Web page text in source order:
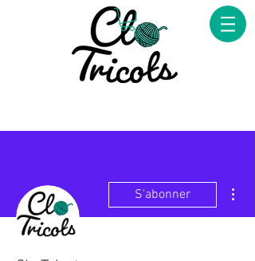
S'abonner